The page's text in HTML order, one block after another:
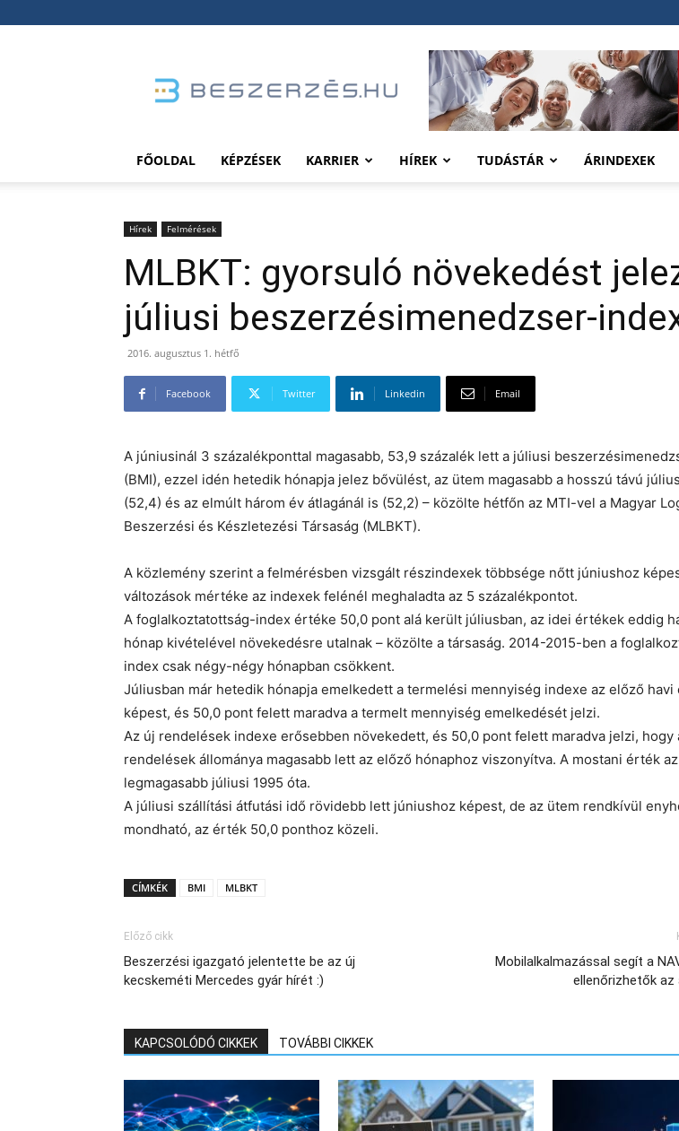
FŐOLDAL KÉPZÉSEK KARRIER HÍREK TUDÁSTÁR ÁRINDEXEK
Hírek Felmérések
MLBKT: gyorsuló növekedést
júliusi beszerzésimenedzser-
2016. augusztus 1. hétfő
Facebook Twitter Linkedin Email
A júniusinál 3 százalékponttal magasabb, 53,9 százalék lett a júliusi
(BMI), ezzel idén hetedik hónapja jelez bővülést, az ütem magasabb a hosszú távú
(52,4) és az elmúlt három év átlagánál is (52,2) – közölte hétfőn az MTI-vel a Magyar
Beszerzési és Készletezési Társaság (MLBKT).
A közlemény szerint a felmérésben vizsgált részindexek többsége nőtt júniushoz
változások mértéke az indexek felénél meghaladta az 5 százalékpontot.
A foglalkoztatottság-index értéke 50,0 pont alá került júliusban, az idei értékek eddig
hónap kivételével növekedésre utalnak – közölte a társaság. 2014-2015-ben a
index csak négy-négy hónapban csökkent.
Júliusban már hetedik hónapja emelkedett a termelési mennyiség indexe az előző
képest, és 50,0 pont felett maradva a termelt mennyiség emelkedését jelzi.
Az új rendelések indexe erősebben növekedett, és 50,0 pont felett maradva jelzi, hogy
rendelések állománya magasabb lett az előző hónaphoz viszonyítva. A mostani érték
legmagasabb júliusi 1995 óta.
A júliusi szállítási átfutási idő rövidebb lett júniushoz képest, de az ütem rendkívül
mondható, az érték 50,0 ponthoz közeli.
CÍMKÉK BMI MLBKT
Előző cikk
Beszerzési igazgató jelentette be az új
kecskeméti Mercedes gyár hírét :)
Mobilalkalmazással segít a
ellenőrizhetők
KAPCSOLÓDÓ CIKKEK TOVÁBBI CIKKEK